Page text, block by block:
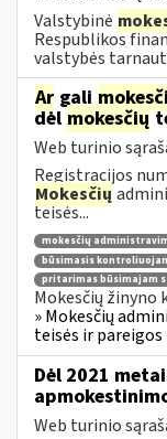
Valstybinė
Respublikos
valstybės
Ar gali
dėl mokesčių
Web turinio
Registracijos
Mokesčių
teisės...
mokesčių
būsimasis
pritarimas būsimajam
Mokesčių žinyno
» Mokesčių
teisės ir pareigos
Dėl 2021
Web turinio